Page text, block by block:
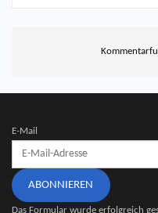
E-Mail
ABONNIEREN
Das Formular wurde erfolgreich